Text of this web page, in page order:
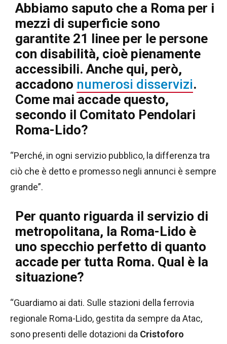
Abbiamo saputo che a Roma per i
mezzi di superficie sono
garantite 21 linee per le persone
con disabilità, cioè pienamente
accessibili. Anche qui, però,
accadono numerosi disservizi.
Come mai accade questo,
secondo il Comitato Pendolari
Roma-Lido?
“Perché, in ogni servizio pubblico, la differenza tra
ciò che è detto e promesso negli annunci è sempre
grande”.
Per quanto riguarda il servizio di
metropolitana, la Roma-Lido è
uno specchio perfetto di quanto
accade per tutta Roma. Qual è la
situazione?
“Guardiamo ai dati. Sulle stazioni della ferrovia
regionale Roma-Lido, gestita da sempre da Atac,
sono presenti delle dotazioni da Cristoforo